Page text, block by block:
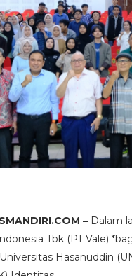
– Dalam
Tbk (PT Vale)
Hasanuddin